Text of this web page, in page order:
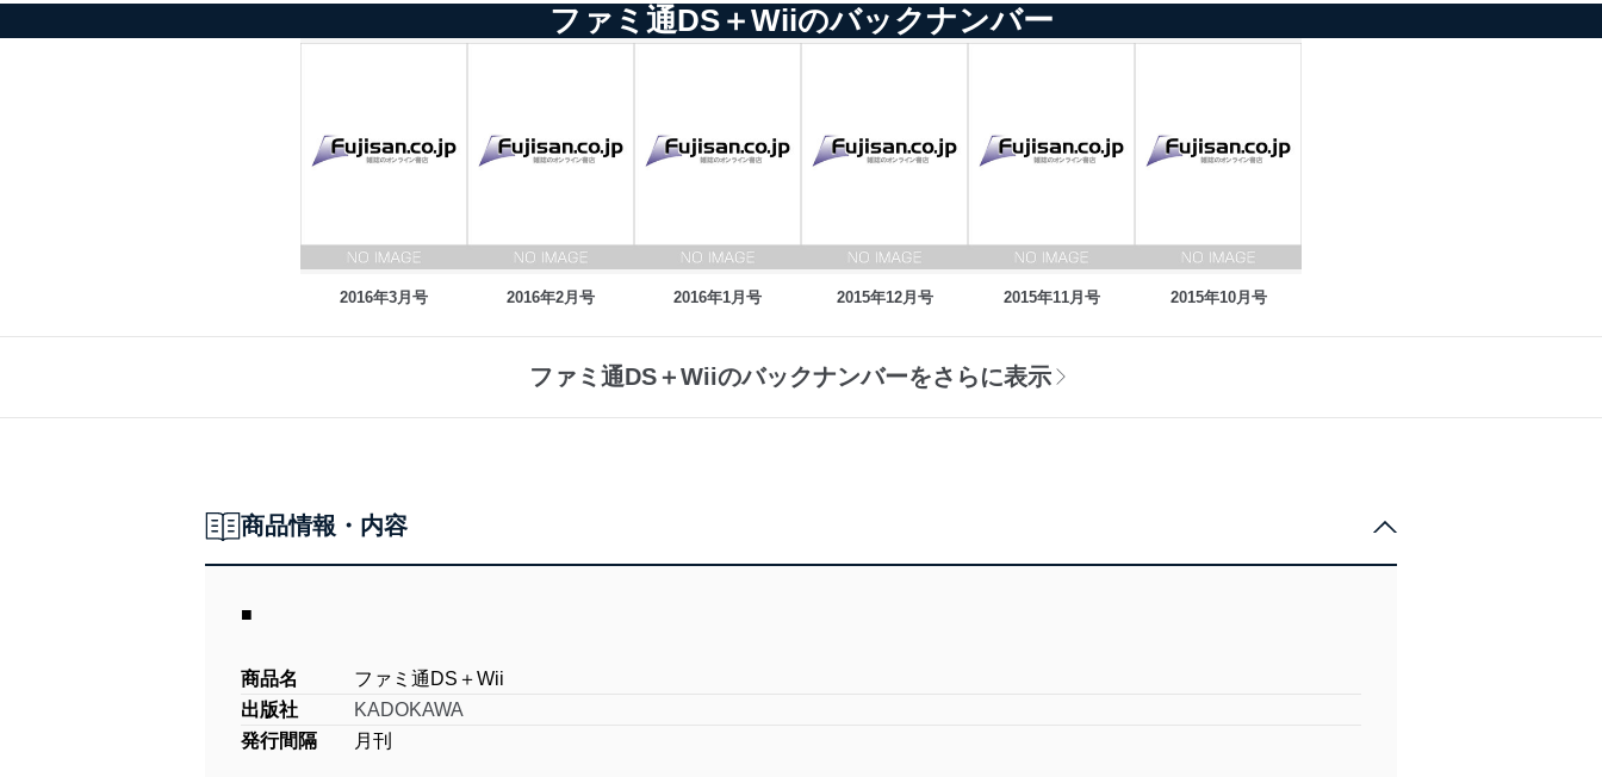
ファミ通DS＋Wiiのバックナンバー
2016年3月号 2016年2月号 2016年1月号 2015年12月号 2015年11月号 2015年10月号
ファミ通DS＋Wiiのバックナンバーをさらに表示
商品情報・内容
■
商品名
ファミ通DS＋Wii
出版社
KADOKAWA
発行間隔
月刊